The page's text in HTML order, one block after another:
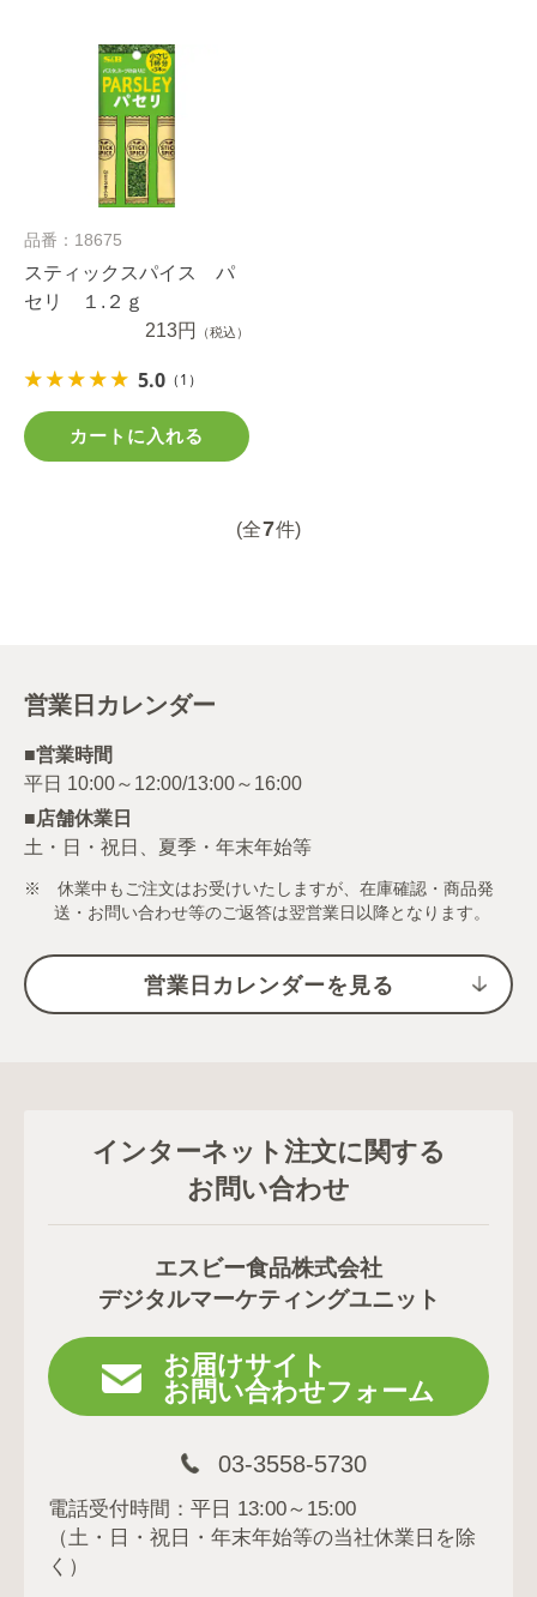
品番：18675
スティックスパイス パ
セリ １.２ｇ
213円
（税込）
5.0 （1）
カートに入れる
(全7件)
営業日カレンダー
■営業時間
■店舗休業日
土・日・祝日、夏季・年末年始等
※ 休業中もご注文はお受けいたしますが、在庫確認・商品発
送・お問い合わせ等のご返答は翌営業日以降となります。
営業日カレンダーを見る
インターネット注文に関する
お問い合わせ
エスビー食品株式会社
デジタルマーケティングユニット
お届けサイト
お問い合わせフォーム
03-3558-5730
電話受付時間：平日 13:00～15:00
（土・日・祝日・年末年始等の当社休業日を除
く）